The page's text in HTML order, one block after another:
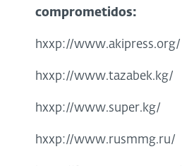
comprometidos:
hxxp://www.akipress.org/
hxxp://www.tazabek.kg/
hxxp://www.super.kg/
hxxp://www.rusmmg.ru/